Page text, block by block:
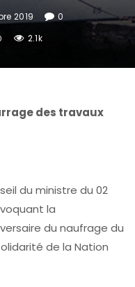
2019
0
2.1k
des travaux
du ministre du 02
la
du naufrage du
de la Nation